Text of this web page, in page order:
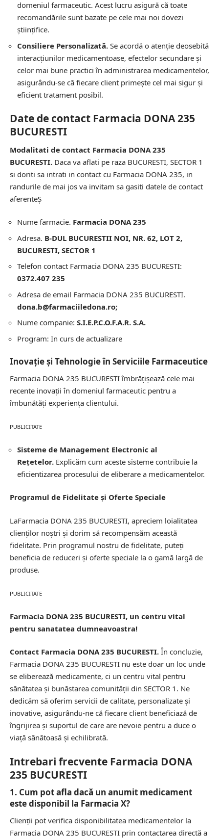
domeniul farmaceutic. Acest lucru asigură că toate
recomandările sunt bazate pe cele mai noi dovezi
științifice.
Consiliere Personalizată. Se acordă o atenție deosebită
interacțiunilor medicamentoase, efectelor secundare și
celor mai bune practici în administrarea medicamentelor,
asigurându-se că fiecare client primește cel mai sigur și
eficient tratament posibil.
Date de contact Farmacia DONA 235
BUCURESTI
Modalitati de contact Farmacia DONA 235
BUCURESTI. Daca va aflati pe raza BUCURESTI, SECTOR 1
si doriti sa intrati in contact cu Farmacia DONA 235, in
randurile de mai jos va invitam sa gasiti datele de contact
aferenteȘ
Nume farmacie. Farmacia DONA 235
Adresa. B-DUL BUCURESTII NOI, NR. 62, LOT 2,
BUCURESTI, SECTOR 1
Telefon contact Farmacia DONA 235 BUCURESTI:
0372.407 235
Adresa de email Farmacia DONA 235 BUCURESTI.
dona.b@farmaciiledona.ro;
Nume companie: S.I.E.P.C.O.F.A.R. S.A.
Program: In curs de actualizare
Inovație și Tehnologie în Serviciile Farmaceutice
Farmacia DONA 235 BUCURESTI îmbrățișează cele mai
recente inovații în domeniul farmaceutic pentru a
îmbunătăți experiența clientului.
PUBLICITATE
Sisteme de Management Electronic al
Rețetelor. Explicăm cum aceste sisteme contribuie la
eficientizarea procesului de eliberare a medicamentelor.
Programul de Fidelitate și Oferte Speciale
LaFarmacia DONA 235 BUCURESTI, apreciem loialitatea
clienților noștri și dorim să recompensăm această
fidelitate. Prin programul nostru de fidelitate, puteți
beneficia de reduceri și oferte speciale la o gamă largă de
produse.
PUBLICITATE
Farmacia DONA 235 BUCURESTI, un centru vital
pentru sanatatea dumneavoastra!
Contact Farmacia DONA 235 BUCURESTI. În concluzie,
Farmacia DONA 235 BUCURESTI nu este doar un loc unde
se eliberează medicamente, ci un centru vital pentru
sănătatea și bunăstarea comunității din SECTOR 1. Ne
dedicăm să oferim servicii de calitate, personalizate și
inovative, asigurându-ne că fiecare client beneficiază de
îngrijirea și suportul de care are nevoie pentru a duce o
viață sănătoasă și echilibrată.
Intrebari frecvente Farmacia DONA
235 BUCURESTI
1. Cum pot afla dacă un anumit medicament
este disponibil la Farmacia X?
Clienții pot verifica disponibilitatea medicamentelor la
Farmacia DONA 235 BUCURESTI prin contactarea directă a